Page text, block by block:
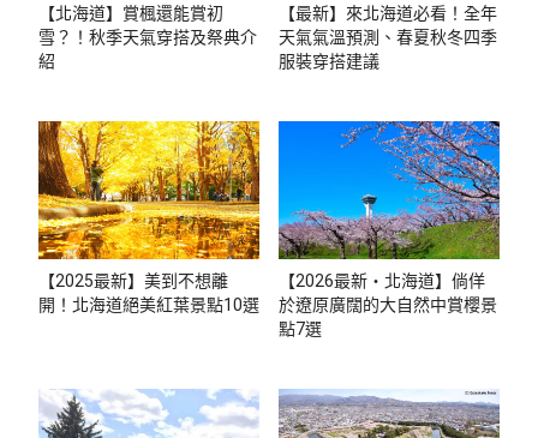
【北海道】賞楓還能賞初
雪？！秋季天氣穿搭及祭典介
紹
【最新】來北海道必看！全年
天氣氣溫預測、春夏秋冬四季
服裝穿搭建議
【2025最新】美到不想離
開！北海道絕美紅葉景點10選
【2026最新・北海道】倘佯
於遼原廣闊的大自然中賞櫻景
點7選